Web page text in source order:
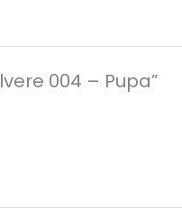
004 – Pupa”